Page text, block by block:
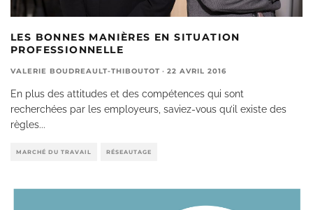
LES BONNES MANIÈRES EN SITUATION
PROFESSIONNELLE
VALERIE BOUDREAULT-THIBOUTOT · 22 AVRIL 2016
En plus des attitudes et des compétences qui sont
recherchées par les employeurs, saviez-vous qu’il existe des
règles...
MARCHÉ DU TRAVAIL RÉSEAUTAGE